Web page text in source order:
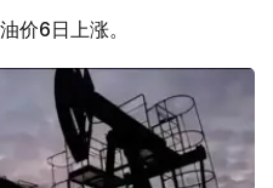
价6日上涨。